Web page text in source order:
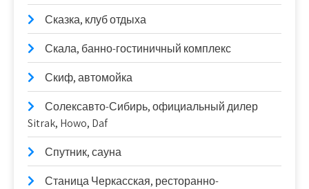
Сказка, клуб отдыха
Скала, банно-гостиничный комплекс
Скиф, автомойка
Солексавто-Сибирь, официальный дилер
Sitrak, Howo, Daf
Спутник, сауна
Станица Черкасская, ресторанно-